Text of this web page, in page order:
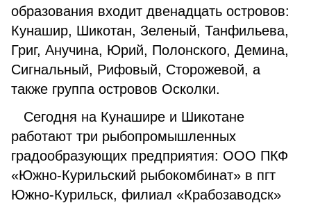
образования входит двенадцать островов:
Кунашир, Шикотан, Зеленый, Танфильева,
Григ, Анучина, Юрий, Полонского, Демина,
Сигнальный, Рифовый, Сторожевой, а
также группа островов Осколки.
Сегодня на Кунашире и Шикотане
работают три рыбопромышленных
градообразующих предприятия: ООО ПКФ
«Южно-Курильский рыбокомбинат» в пгт
Южно-Курильск, филиал «Крабозаводск»